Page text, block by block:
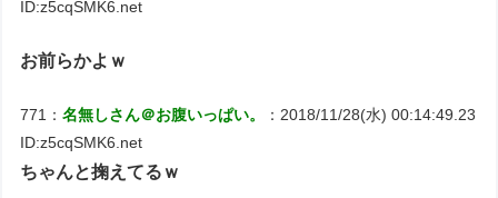
ID:z5cqSMK6.net
お前らかよｗ
771：名無しさん＠お腹いっぱい。
：2018/11/28(水) 00:14:49.23
ID:z5cqSMK6.net
ちゃんと掬えてるｗ